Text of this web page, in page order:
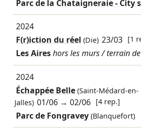
Parc de la Chataigneraie - City
2024
F(r)iction du réel (Die) 23/03 [1
Les Aireshors les murs / terrain
2024
Échappée Belle(Saint-Médard-en-
Jalles) 01/06 →02/06 [4 rep.]
Parc de Fongravey (Blanquefort)